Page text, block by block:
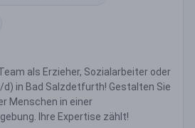
als Erzieher, Sozialarbeiter oder
in Bad Salzdetfurth! Gestalten Sie
Menschen in einer
Ihre Expertise zählt!